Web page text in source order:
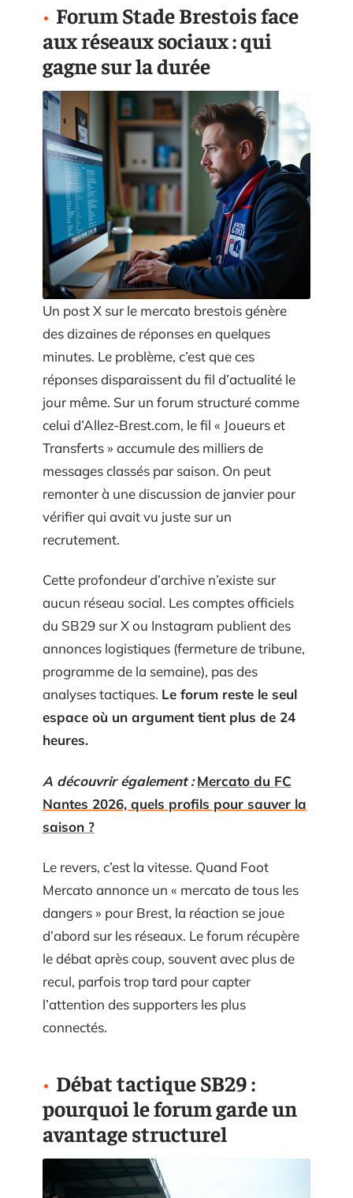
Forum Stade Brestois face
aux réseaux sociaux : qui
gagne sur la durée
Un post X sur le mercato brestois génère
des dizaines de réponses en quelques
minutes. Le problème, c’est que ces
réponses disparaissent du fil d’actualité le
jour même. Sur un forum structuré comme
celui d’Allez-Brest.com, le fil « Joueurs et
Transferts » accumule des milliers de
messages classés par saison. On peut
remonter à une discussion de janvier pour
vérifier qui avait vu juste sur un
recrutement.
Cette profondeur d’archive n’existe sur
aucun réseau social. Les comptes officiels
du SB29 sur X ou Instagram publient des
annonces logistiques (fermeture de tribune,
programme de la semaine), pas des
analyses tactiques. Le forum reste le seul
espace où un argument tient plus de 24
heures.
A découvrir également : Mercato du FC
Nantes 2026, quels profils pour sauver la
saison ?
Le revers, c’est la vitesse. Quand Foot
Mercato annonce un « mercato de tous les
dangers » pour Brest, la réaction se joue
d’abord sur les réseaux. Le forum récupère
le débat après coup, souvent avec plus de
recul, parfois trop tard pour capter
l’attention des supporters les plus
connectés.
Débat tactique SB29 :
pourquoi le forum garde un
avantage structurel